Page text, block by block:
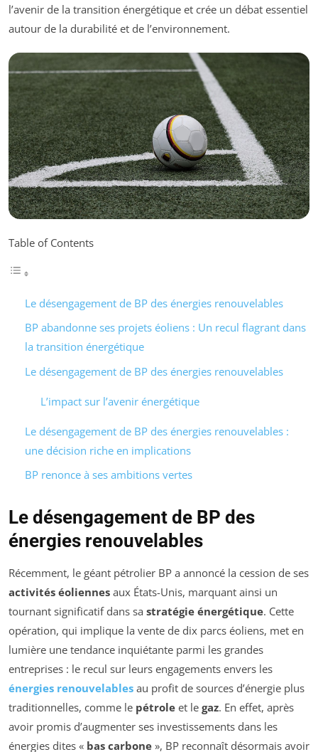
l’avenir de la transition énergétique et crée un débat essentiel
autour de la durabilité et de l’environnement.
Table of Contents
Le désengagement de BP des énergies renouvelables
BP abandonne ses projets éoliens : Un recul flagrant dans
la transition énergétique
Le désengagement de BP des énergies renouvelables
L’impact sur l’avenir énergétique
Le désengagement de BP des énergies renouvelables :
une décision riche en implications
BP renonce à ses ambitions vertes
Le désengagement de BP des
énergies renouvelables
Récemment, le géant pétrolier BP a annoncé la cession de ses
activités éoliennes aux États-Unis, marquant ainsi un
tournant significatif dans sa stratégie énergétique. Cette
opération, qui implique la vente de dix parcs éoliens, met en
lumière une tendance inquiétante parmi les grandes
entreprises : le recul sur leurs engagements envers les
énergies renouvelables au profit de sources d’énergie plus
traditionnelles, comme le pétrole et le gaz. En effet, après
avoir promis d’augmenter ses investissements dans les
énergies dites « bas carbone », BP reconnaît désormais avoir